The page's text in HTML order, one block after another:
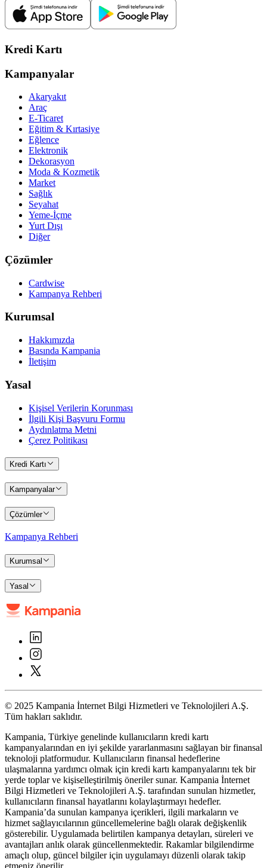
Kredi Kartı
Kampanyalar
Akaryakıt
Araç
E-Ticaret
Eğitim & Kırtasiye
Eğlence
Elektronik
Dekorasyon
Moda & Kozmetik
Market
Sağlık
Seyahat
Yeme-İçme
Yurt Dışı
Diğer
Çözümler
Cardwise
Kampanya Rehberi
Kurumsal
Hakkımızda
Basında Kampania
İletişim
Yasal
Kişisel Verilerin Korunması
İlgili Kişi Başvuru Formu
Aydınlatma Metni
Çerez Politikası
Kredi Kartı
Kampanyalar
Çözümler
Kampanya Rehberi
Kurumsal
Yasal
© 2025 Kampania İnternet Bilgi Hizmetleri ve Teknolojileri A.Ş.
Tüm hakları saklıdır.
Kampania, Türkiye genelinde kullanıcıların kredi kartı
kampanyalarından en iyi şekilde yararlanmasını sağlayan bir finansal
teknoloji platformudur. Kullanıcıların finansal hedeflerine
ulaşmalarına yardımcı olmak için kredi kartı kampanyalarını tek bir
yerde toplar ve kişiselleştirilmiş öneriler sunar. Kampania İnternet
Bilgi Hizmetleri ve Teknolojileri A.Ş. tarafından sunulan hizmetler,
kullanıcıların finansal hayatlarını kolaylaştırmayı hedefler.
Kampania’da sunulan kampanya içerikleri, ilgili markaların ve
hizmet sağlayıcılarının güncellemelerine bağlı olarak değişkenlik
gösterebilir. Uygulamada belirtilen kampanya detayları, süreleri ve
avantajları anlık olarak güncellenmektedir. Rakamlar bilgilendirme
amaçlı olup, güncel bilgiler için uygulamayı düzenli olarak takip
etmeniz önerilir.